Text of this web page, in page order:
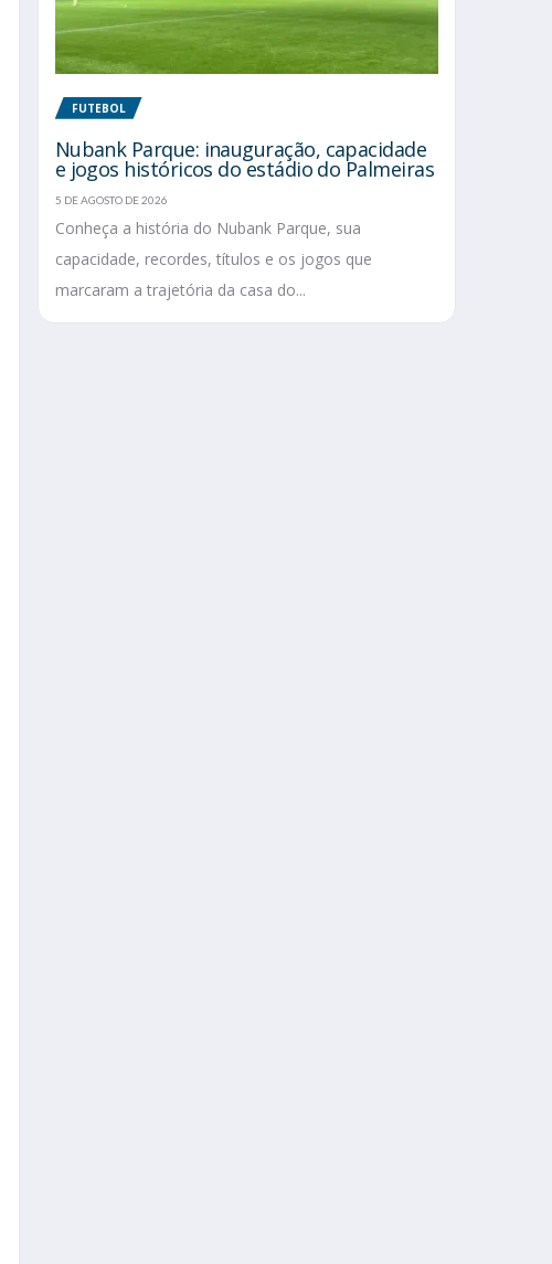
FUTEBOL
Nubank Parque: inauguração, capacidade
e jogos históricos do estádio do Palmeiras
5 DE AGOSTO DE 2026
Conheça a história do Nubank Parque, sua
capacidade, recordes, títulos e os jogos que
marcaram a trajetória da casa do...